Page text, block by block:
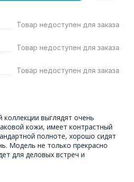
Товар недоступен для заказа
Товар недоступен для заказа
Товар недоступен для заказа
выглядят очень
кожи, имеет контрастный
полноте, хорошо сидят
Модель не только прекрасно
для деловых встреч и